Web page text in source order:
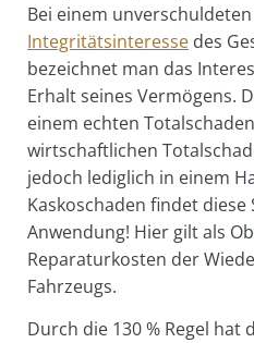
Bei einem
Integritätsinteresse des
bezeichnet man das
Erhalt seines Vermögens.
einem echten
wirtschaftlichen
jedoch lediglich in einem
Kaskoschaden findet
Anwendung! Hier gilt als
Reparaturkosten der
Fahrzeugs.
Durch die 130 % Regel hat